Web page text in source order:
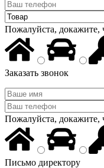
Пожалуйста, докажите,
Заказать звонок
Пожалуйста, докажите,
Письмо директору